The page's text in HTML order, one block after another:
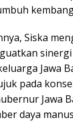
Siska
Jawa
pada
Jawa
daya